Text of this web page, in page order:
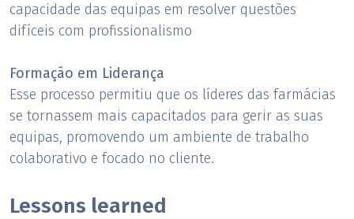
capacidade das equipas em resolver questões
difíceis com profissionalismo
Formação em Liderança
Esse processo permitiu que os líderes das farmácias
se tornassem mais capacitados para gerir as suas
equipas, promovendo um ambiente de trabalho
colaborativo e focado no cliente.
Lessons learned